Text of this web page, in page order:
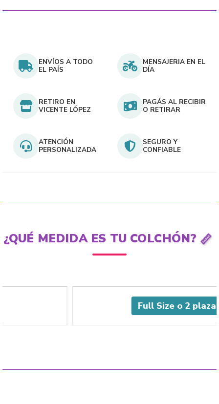
del
ENVÍOS A TODO
EL PAÍS
MENSAJERIA EN EL
DÍA
RETIRO EN
VICENTE LÓPEZ
PAGÁS AL RECIBIR
O RETIRAR
ATENCIÓN
PERSONALIZADA
SEGURO Y
CONFIABLE
¿QUÉ MEDIDA ES TU COLCHÓN? 📏
Full Size o 2 plazas